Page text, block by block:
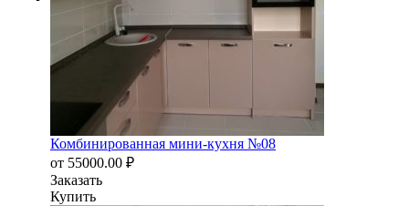
Комбинированная мини-кухня №08
от 55000.00 ₽
Заказать
Купить